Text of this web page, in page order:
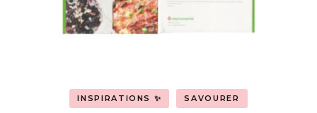
INSPIRATIONS ✨ SAVOURER